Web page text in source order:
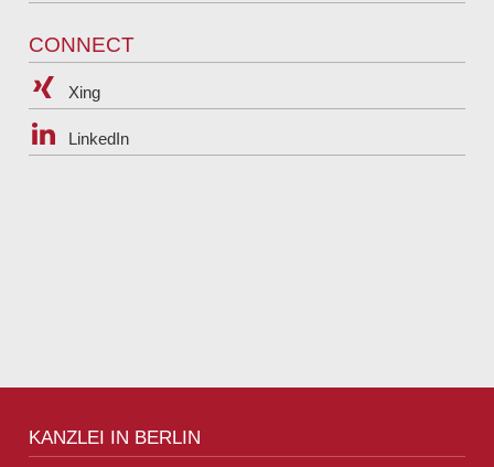
CONNECT
Xing
LinkedIn
KANZLEI IN BERLIN